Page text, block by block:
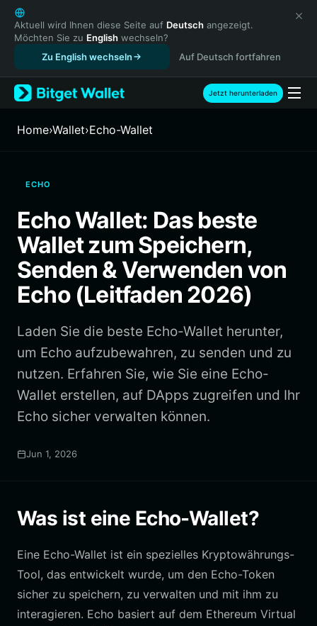
English
日本語
Tiếng Việt
Русский
Español (Latinoamérica)
Türkçe
Français
繁體中文
Bahasa Indonesia
ภาษาไทย
हिन्दी
Español
Português (Brasil)
Aktuell wird Ihnen diese Seite auf Deutsch angezeigt.
Möchten Sie zu English wechseln?
Zu English wechseln
Auf Deutsch fortfahren
Jetzt herunterladen
Home›Wallet›Echo-Wallet
ECHO
Echo Wallet: Das beste
Wallet zum Speichern,
Senden & Verwenden von
Echo (Leitfaden 2026)
Laden Sie die beste Echo-Wallet herunter,
um Echo aufzubewahren, zu senden und zu
nutzen. Erfahren Sie, wie Sie eine Echo-
Wallet erstellen, auf DApps zugreifen und Ihr
Echo sicher verwalten können.
Jun 1, 2026
Was ist eine Echo-Wallet?
Eine Echo-Wallet ist ein spezielles Kryptowährungs-
Tool, das entwickelt wurde, um den Echo-Token
sicher zu speichern, zu verwalten und mit ihm zu
interagieren. Echo basiert auf dem Ethereum Virtual